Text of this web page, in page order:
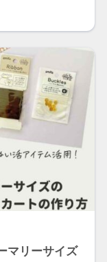
マリーサイズ